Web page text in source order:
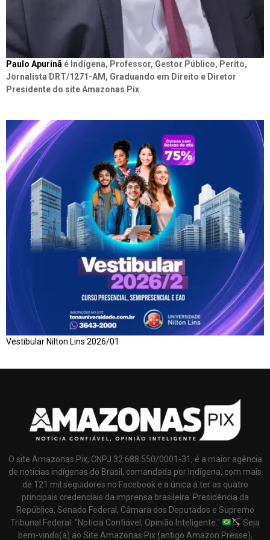
Paulo Apurinã é Indígena, Professor, Gestor Público, Perito,
Jornalista DRT/1271-AM, Graduando em Direito e Diretor
Presidente do site Amazonas Pix
Vestibular Nilton Lins 2026/01
O site Amazonas Pix, CNPJ 32.688.550/0001-31, é a maior agência
de notícias indígenas do Brasil, comandada por indígena, com mais
de 121 mil seguidores no Facebook e a única a ter as quatro
principais credenciais da imprensa brasileira: Presidência da
República, Senado Federal, Câmara dos Deputados e Supremo
Tribunal Federal. "Noticia Confiável, Opinião Inteligente."
Seja
bem-vindo(a) ao Site Amazonas Pix (antigo Amazon Presse),